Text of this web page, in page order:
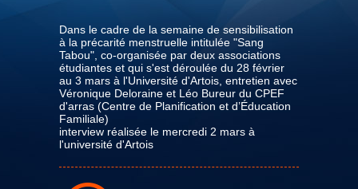
Dans le cadre de la semaine de sensibilisation
à la précarité menstruelle intitulée "Sang
Tabou", co-organisée par deux associations
étudiantes et qui s'est déroulée du 28 février
au 3 mars à l'Université d'Artois, entretien avec
Véronique Deloraine et Léo Bureur du CPEF
d'arras (Centre de Planification et d’Éducation
Familiale)
interview réalisée le mercredi 2 mars à
l'université d'Artois